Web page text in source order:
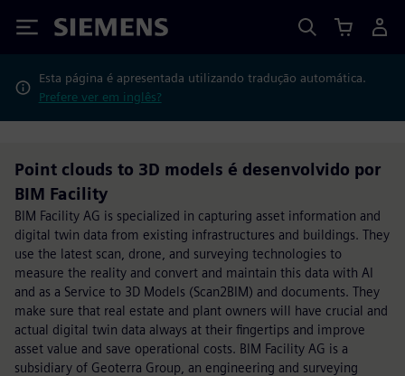
Siemens
Esta página é apresentada utilizando tradução automática.
Prefere ver em inglês?
Point clouds to 3D models é desenvolvido por
BIM Facility
BIM Facility AG is specialized in capturing asset information and
digital twin data from existing infrastructures and buildings. They
use the latest scan, drone, and surveying technologies to
measure the reality and convert and maintain this data with AI
and as a Service to 3D Models (Scan2BIM) and documents. They
make sure that real estate and plant owners will have crucial and
actual digital twin data always at their fingertips and improve
asset value and save operational costs. BIM Facility AG is a
subsidiary of Geoterra Group, an engineering and surveying